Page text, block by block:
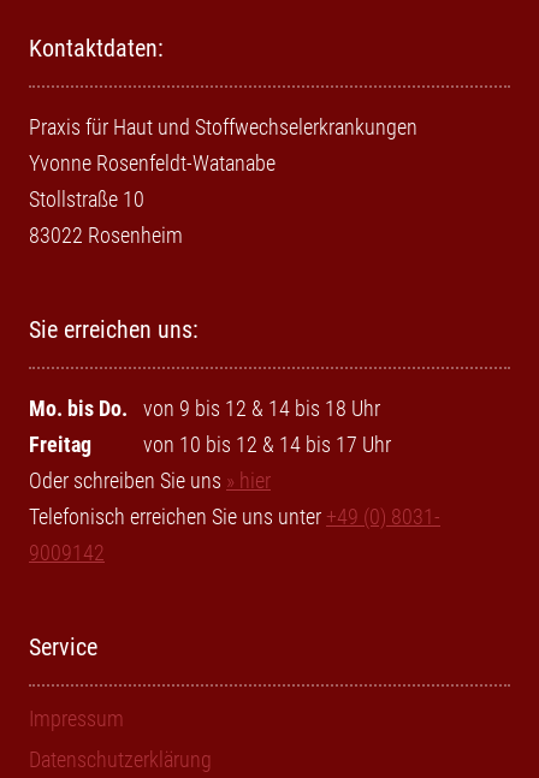
Kontaktdaten:
Praxis für Haut und Stoffwechselerkrankungen
Yvonne Rosenfeldt-Watanabe
Stollstraße 10
83022 Rosenheim
Sie erreichen uns:
Mo. bis Do.
von 9 bis 12 & 14 bis 18 Uhr
Freitag
von 10 bis 12 & 14 bis 17 Uhr
Oder schreiben Sie uns » hier
Telefonisch erreichen Sie uns unter +49 (0) 8031-
9009142
Service
Impressum
Datenschutzerklärung